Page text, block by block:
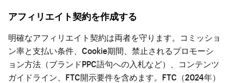
アフィリエイト契約を作成する
明確なアフィリエイト契約は両者を守ります。コミッショ
ン率と支払い条件、Cookie期間、禁止されるプロモーシ
ョン方法（ブランドPPC語句への入札など）、コンテンツ
ガイドライン、FTC開示要件を含めます。FTC（2024年）